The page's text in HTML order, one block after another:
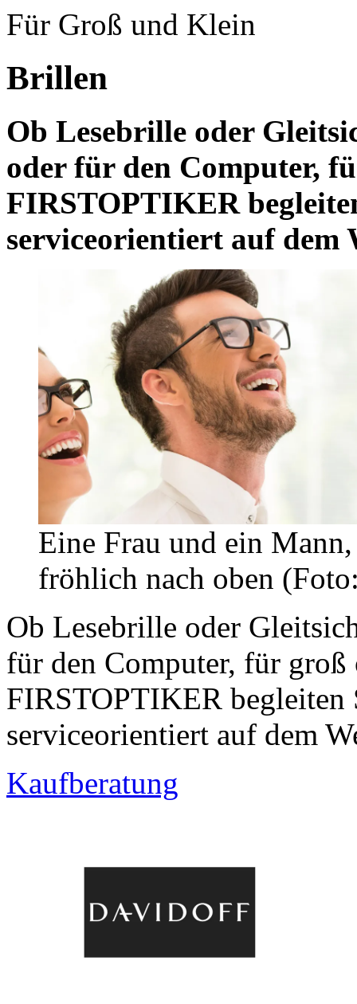
Für Groß und Klein
Brillen
Ob Lesebrille oder
oder für den Computer,
FIRSTOPTIKER
serviceorientiert auf dem
Eine Frau und ein
fröhlich nach oben
Ob Lesebrille oder
für den Computer, für
FIRSTOPTIKER begleiten
serviceorientiert auf dem
Kaufberatung